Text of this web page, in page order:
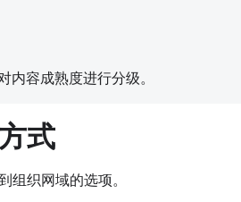
内容成熟度进行分级。
式
组织网域的选项。